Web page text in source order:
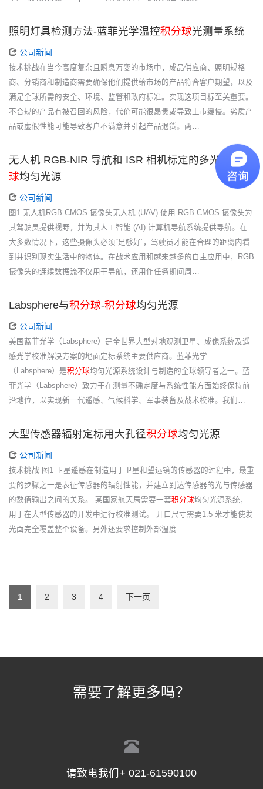
照明灯具检测方法-蓝菲光学温控积分球光测量系统
公司新闻
技术挑战在当今高度复杂且瞬息万变的市场中，成品供应商、照明规格
商、分销商和制造商需要确保他们提供给市场的产品符合客户期望，以及
满足全球所需的安全、环境、监管和政府标准。实现这项目标至关重要。
不合规的产品有被召回的风险，代价可能很昂贵或导致上市缓慢。劣质产
品或虚假性能可能导致客户不满意并引起产品退货。两…
无人机 RGB-NIR 导航和 ISR 相机标定的多光谱 积分
球均匀光源
公司新闻
图1 无人机RGB CMOS 摄像头无人机 (UAV) 使用 RGB CMOS 摄像头为
其驾驶员提供视野，并为其人工智能 (AI) 计算机导航系统提供导航。在
大多数情况下，这些摄像头必须“足够好”，驾驶员才能在合理的距离内看
到并识别现实生活中的物体。在战术应用和越来越多的自主应用中，RGB
摄像头的连续数据流不仅用于导航，还用作任务期间周…
Labsphere与积分球-积分球均匀光源
公司新闻
美国蓝菲光学（Labsphere）是全世界大型对地观测卫星、成像系统及遥
感光学校准解决方案的地面定标系统主要供应商。蓝菲光学
（Labsphere）是积分球均匀光源系统设计与制造的全球领导者之一。蓝
菲光学（Labsphere）致力于在测量不确定度与系统性能方面始终保持前
沿地位，以实现新一代遥感、气候科学、军事装备及战术校准。我们…
大型传感器辐射定标用大孔径积分球均匀光源
公司新闻
技术挑战 图1 卫星遥感在制造用于卫星和望远镜的传感器的过程中，最重
要的步骤之一是表征传感器的辐射性能，并建立到达传感器的光与传感器
的数值输出之间的关系。 某国家航天局需要一套积分球均匀光源系统，
用于在大型传感器的开发中进行校准测试。 开口尺寸需要1.5 米才能使发
光面完全覆盖整个设备。另外还要求控制外部温度…
1 2 3 4 下一页
需要了解更多吗？
请致电我们+ 021-61590100